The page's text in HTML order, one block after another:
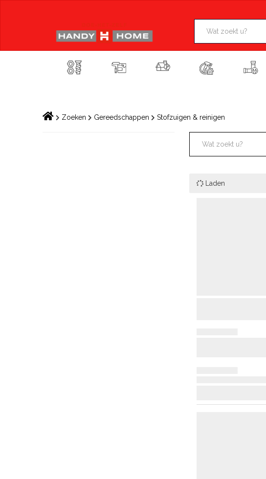
Zoeken Gereedschappen Stofzuigen & reinigen
Laden